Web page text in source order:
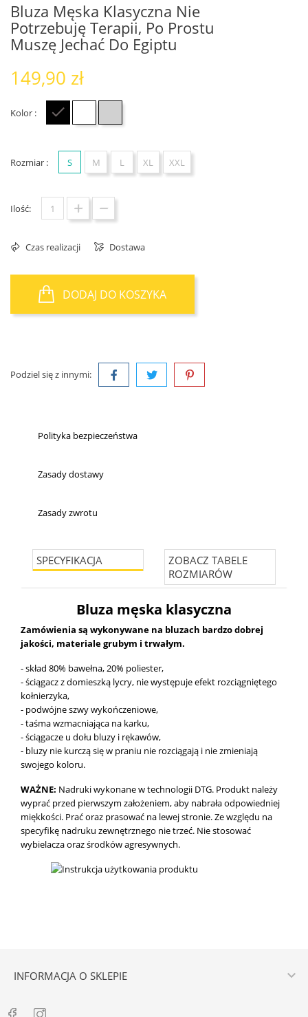
Bluza Męska Klasyczna Nie
Potrzebuję Terapii, Po Prostu
Muszę Jechać Do Egiptu
149,90 zł
Kolor :
Rozmiar : S M L XL XXL
Ilość:
Czas realizacji Dostawa
DODAJ DO KOSZYKA
Podziel się z innymi:
Polityka bezpieczeństwa
Zasady dostawy
Zasady zwrotu
SPECYFIKACJA
ZOBACZ TABELE
ROZMIARÓW
Bluza męska klasyczna
Zamówienia są wykonywane na bluzach bardzo dobrej
jakości, materiale grubym i trwałym.
- skład 80% bawełna, 20% poliester,
- ściągacz z domieszką lycry, nie występuje efekt rozciągniętego
kołnierzyka,
- podwójne szwy wykończeniowe,
- taśma wzmacniająca na karku,
- ściągacze u dołu bluzy i rękawów,
- bluzy nie kurczą się w praniu nie rozciągają i nie zmieniają
swojego koloru.
WAŻNE: Nadruki wykonane w technologii DTG. Produkt należy
wyprać przed pierwszym założeniem, aby nabrała odpowiedniej
miękkości. Prać oraz prasować na lewej stronie. Ze względu na
specyfikę nadruku zewnętrznego nie trzeć. Nie stosować
wybielacza oraz środków agresywnych.
INFORMACJA O SKLEPIE 